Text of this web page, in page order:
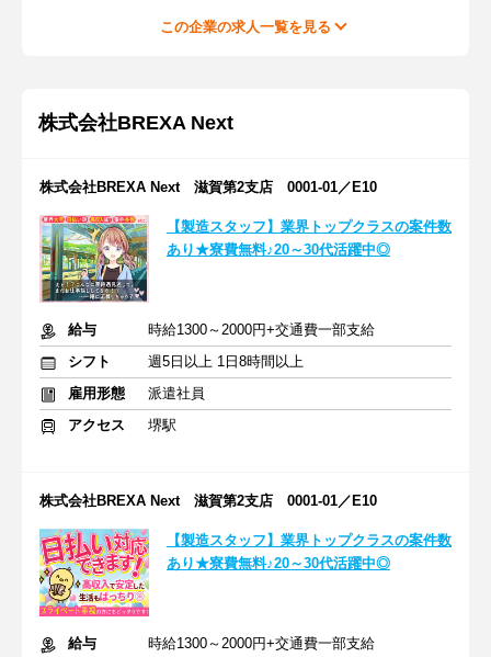
この企業の求人一覧を見る
株式会社BREXA Next
株式会社BREXA Next 滋賀第2支店 0001-01／E10
【製造スタッフ】業界トップクラスの案件数
あり★寮費無料♪20～30代活躍中◎
給与
時給1300～2000円+交通費一部支給
シフト
週5日以上 1日8時間以上
雇用形態
派遣社員
アクセス
堺駅
株式会社BREXA Next 滋賀第2支店 0001-01／E10
【製造スタッフ】業界トップクラスの案件数
あり★寮費無料♪20～30代活躍中◎
給与
時給1300～2000円+交通費一部支給